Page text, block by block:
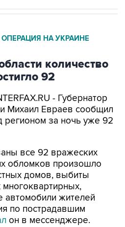
НА УКРАИНЕ
количество
92
- Губернатор
Михаил Евраев сообщил
регионом за ночь уже 92
все 92 вражеских
обломков произошло
домов, выбиты
многоквартирных,
жителей
по пострадавшим
он в мессенджере.